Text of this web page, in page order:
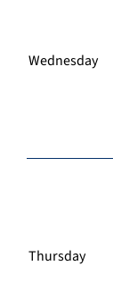
Wednesday
Thursday